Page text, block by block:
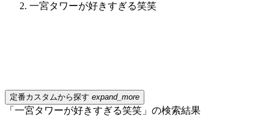
一宮タワーが好きすぎる笑笑
定番カスタムから探す expand_more
「一宮タワーが好きすぎる笑笑」の検索結果